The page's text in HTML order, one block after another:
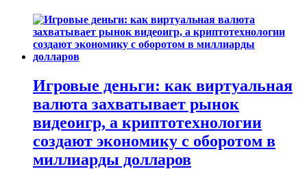
Игровые деньги: как виртуальная
валюта захватывает рынок
видеоигр, а криптотехнологии
создают экономику с оборотом в
миллиарды долларов